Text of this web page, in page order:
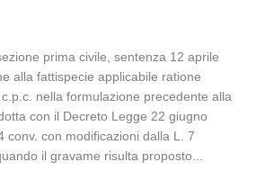
prima civile, sentenza 12 aprile
alla fattispecie applicabile ratione
nella formulazione precedente alla
con il Decreto Legge 22 giugno
conv. con modificazioni dalla L. 7
il gravame risulta proposto...